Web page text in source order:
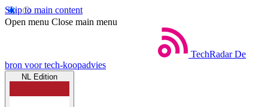
Skip to main content
Open menu Close main menu
TechRadar De
bron voor tech-koopadvies
NL Edition